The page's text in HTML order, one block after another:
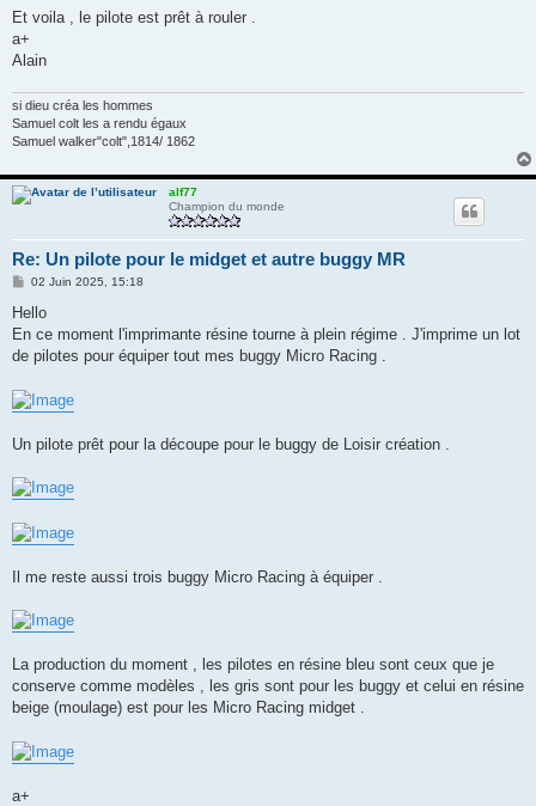
Et voila , le pilote est prêt à rouler .
a+
Alain
si dieu créa les hommes
Samuel colt les a rendu égaux
Samuel walker"colt",1814/ 1862
alf77
Champion du monde
Re: Un pilote pour le midget et autre buggy MR
M
s
a
g
02 Juin 2025, 15:18
Hello
En ce moment l'imprimante résine tourne à plein régime . J'imprime un lot
de pilotes pour équiper tout mes buggy Micro Racing .
Un pilote prêt pour la découpe pour le buggy de Loisir création .
Il me reste aussi trois buggy Micro Racing à équiper .
La production du moment , les pilotes en résine bleu sont ceux que je
conserve comme modèles , les gris sont pour les buggy et celui en résine
beige (moulage) est pour les Micro Racing midget .
a+